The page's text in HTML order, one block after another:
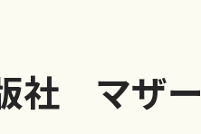
社 マザ